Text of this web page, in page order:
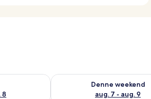
8
aug. 7 - aug. 8
Denne weekend
aug. 7 - aug. 9
Tjek tilgængelighed for